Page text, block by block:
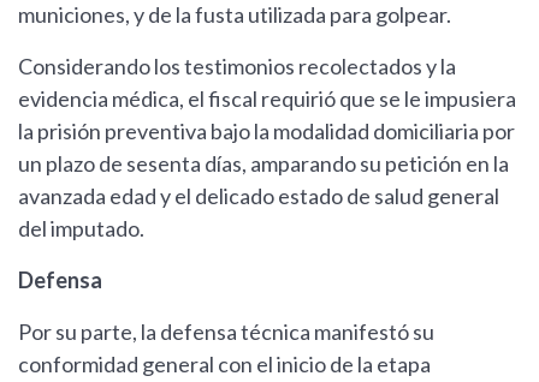
municiones, y de la fusta utilizada para golpear.
Considerando los testimonios recolectados y la
evidencia médica, el fiscal requirió que se le impusiera
la prisión preventiva bajo la modalidad domiciliaria por
un plazo de sesenta días, amparando su petición en la
avanzada edad y el delicado estado de salud general
del imputado.
Defensa
Por su parte, la defensa técnica manifestó su
conformidad general con el inicio de la etapa